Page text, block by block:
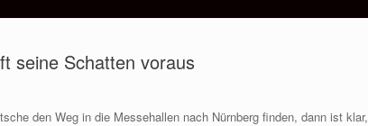
seine Schatten voraus
den Weg in die Messehallen nach Nürnberg finden, dann ist klar,